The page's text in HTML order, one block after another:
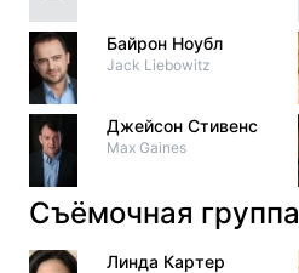
Байрон Ноубл
Jack Liebowitz
Джейсон Стивенс
Max Gaines
Съёмочная группа
Линда Картер